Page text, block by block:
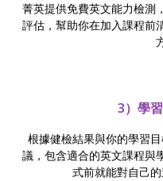
菁英提供免費英文能力檢測
評估，幫助你在加入課程前
3）學
根據健檢結果與你的學習
議，包含適合的英文課程與
式前就能對自己的